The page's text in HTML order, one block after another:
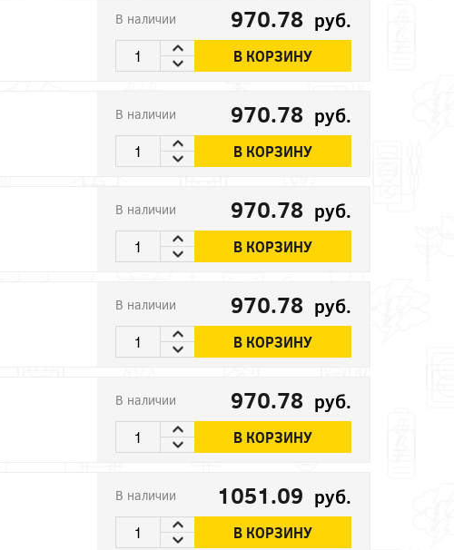
В наличии 970.78 руб.
В КОРЗИНУ
В наличии 970.78 руб.
В КОРЗИНУ
В наличии 970.78 руб.
В КОРЗИНУ
В наличии 970.78 руб.
В КОРЗИНУ
В наличии 970.78 руб.
В КОРЗИНУ
В наличии 1051.09 руб.
В КОРЗИНУ